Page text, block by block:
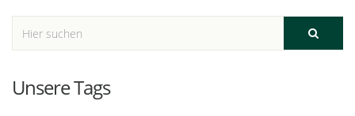
Unsere Tags